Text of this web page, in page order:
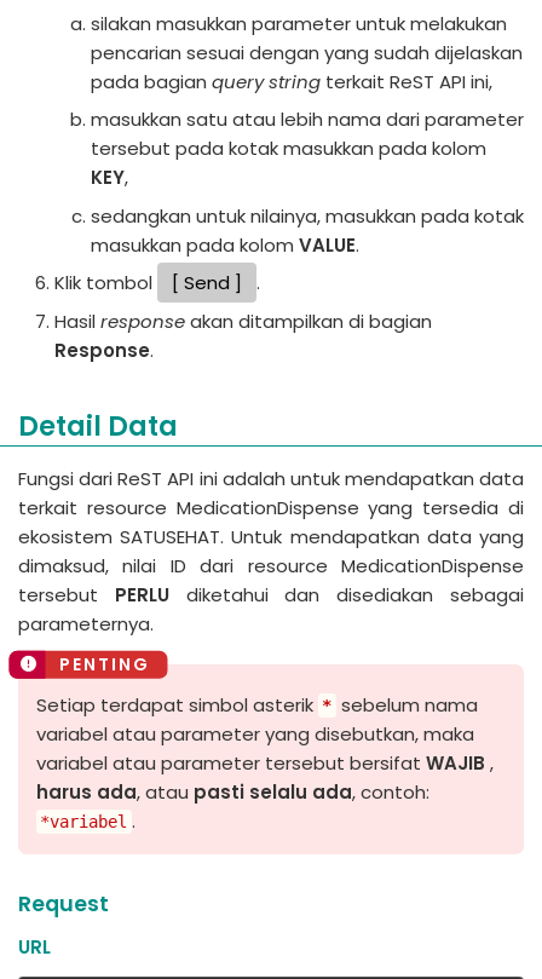
silakan masukkan parameter untuk melakukan
pencarian sesuai dengan yang sudah dijelaskan
pada bagian query string terkait ReST API ini,
masukkan satu atau lebih nama dari parameter
tersebut pada kotak masukkan pada kolom
KEY,
sedangkan untuk nilainya, masukkan pada kotak
masukkan pada kolom VALUE.
Klik tombol
Send
.
Hasil responseakan ditampilkan di bagian
Response.
Detail Data
Fungsi dari ReST API ini adalah untuk mendapatkan data
terkait resource MedicationDispense yang tersedia di
ekosistem SATUSEHAT. Untuk mendapatkan data yang
dimaksud, nilai ID dari resource MedicationDispense
tersebut PERLUdiketahui dan disediakan sebagai
parameternya.
Setiap terdapat simbol asterik * sebelum nama
variabel atau parameter yang disebutkan, maka
variabel atau parameter tersebut bersifat WAJIB ,
harus ada, atau pasti selalu ada, contoh:
*variabel .
Request
URL